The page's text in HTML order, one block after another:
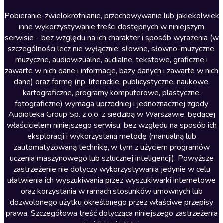
Literatura anglojęzyczna
Literatura faktu
Literatura obyczajowa
Literatura piękna obca
Literatura piękna polska
Nagrania relaksacyjne
Nauka języków
Nauki humanistyczne
Podcasty i audycje
Polityka
Prasa
Religia
Romans
Pobieranie, zwielokrotnianie, przechowywanie lub jakiekolwiek
inne wykorzystywanie treści dostępnych w niniejszym
serwisie - bez względu na ich charakter i sposób wyrażenia (w
szczególności lecz nie wyłącznie: słowne, słowno-muzyczne,
muzyczne, audiowizualne, audialne, tekstowe, graficzne i
zawarte w nich dane i informacje, bazy danych i zawarte w nich
dane) oraz formę (np. literackie, publicystyczne, naukowe,
kartograficzne, programy komputerowe, plastyczne,
fotograficzne) wymaga uprzedniej i jednoznacznej zgody
Audioteka Group Sp. z o.o. z siedzibą w Warszawie, będącej
właścicielem niniejszego serwisu, bez względu na sposób ich
eksploracji i wykorzystaną metodę (manualną lub
zautomatyzowaną technikę, w tym z użyciem programów
uczenia maszynowego lub sztucznej inteligencji). Powyższe
zastrzeżenie nie dotyczy wykorzystywania jedynie w celu
ułatwienia ich wyszukiwania przez wyszukiwarki internetowe
oraz korzystania w ramach stosunków umownych lub
dozwolonego użytku określonego przez właściwe przepisy
prawa. Szczegółowa treść dotycząca niniejszego zastrzeżenia